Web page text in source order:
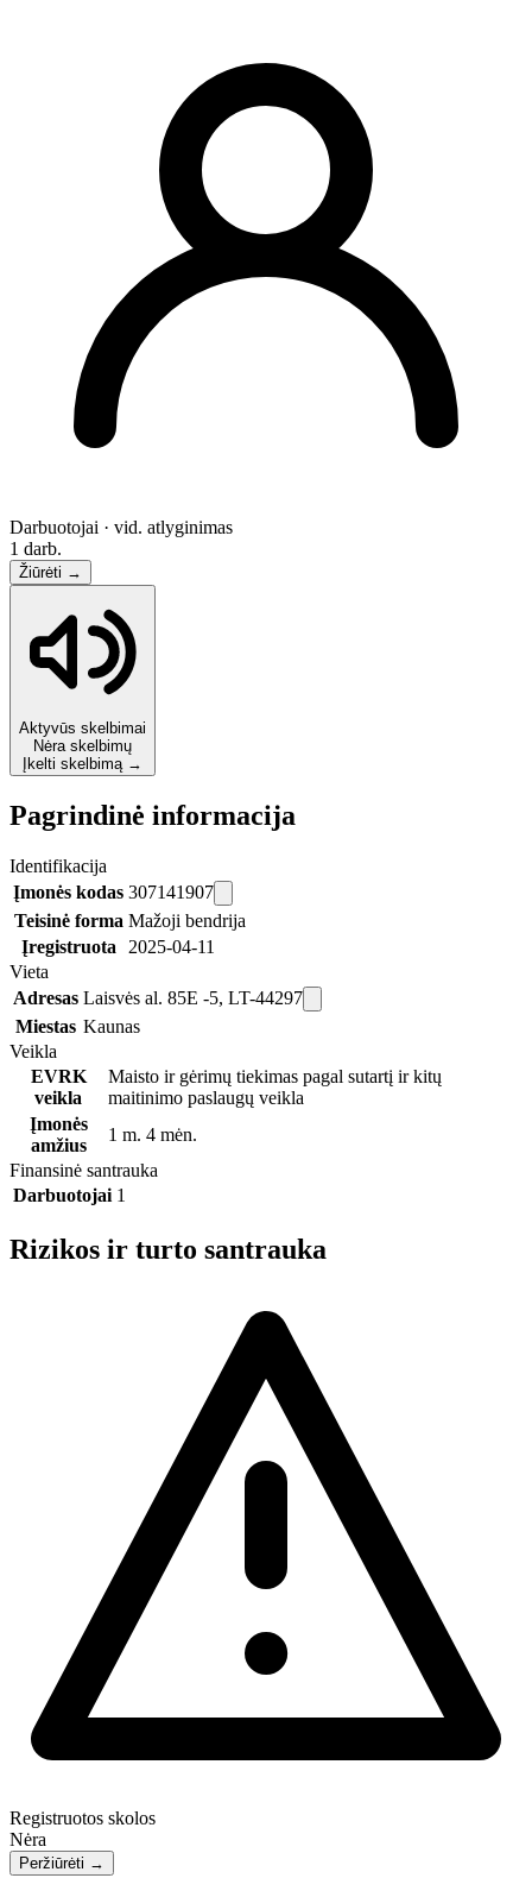
Darbuotojai · vid. atlyginimas
1 darb.
Žiūrėti →
Aktyvūs skelbimai
Nėra skelbimų
Įkelti skelbimą →
Pagrindinė informacija
Identifikacija
Įmonės kodas 307141907
Teisinė forma Mažoji bendrija
Įregistruota
2025-04-11
Vieta
Adresas Laisvės al. 85E -5, LT-44297
Miestas Kaunas
Veikla
EVRK
veikla
Maisto ir gėrimų tiekimas pagal sutartį ir kitų
maitinimo paslaugų veikla
Įmonės
amžius
1 m. 4 mėn.
Finansinė santrauka
Darbuotojai 1
Rizikos ir turto santrauka
Registruotos skolos
Nėra
Peržiūrėti →